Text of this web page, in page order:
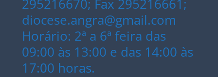
295216670; Fax 295216661;
diocese.angra@gmail.com
Horário: 2ª a 6ª feira das
09:00 às 13:00 e das 14:00 às
17:00 horas.